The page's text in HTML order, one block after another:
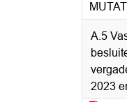
A.5
2023